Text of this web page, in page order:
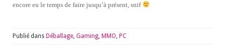
encore eu le temps de faire jusqu’à présent, snif
Publié dans Déballage Gaming MMO PC